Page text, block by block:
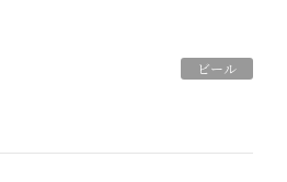
ビール